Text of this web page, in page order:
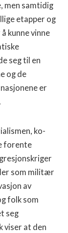
men samtidig
etapper og
kunne vinne
seg til en
og de
er
ko­
forente
som militær
av
folk som
seg
viser at den